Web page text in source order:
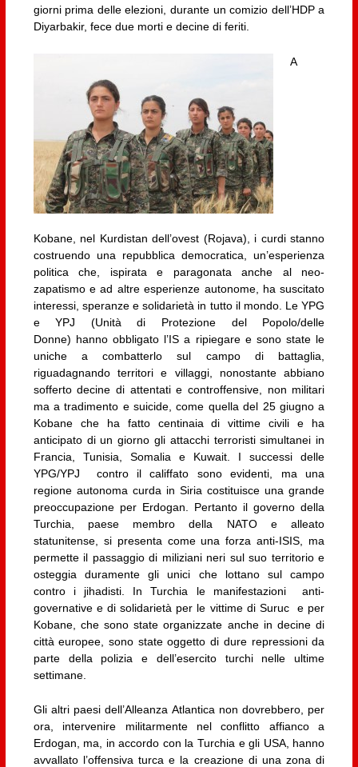
giorni prima delle elezioni, durante un comizio dell’HDP a
Diyarbakir, fece due morti e decine di feriti.
A
Kobane, nel Kurdistan dell’ovest (Rojava), i curdi stanno
costruendo una repubblica democratica, un’esperienza
politica che, ispirata e paragonata anche al neo-
zapatismo e ad altre esperienze autonome, ha suscitato
interessi, speranze e solidarietà in tutto il mondo. Le YPG
e YPJ (Unità di Protezione del Popolo/delle
Donne) hanno obbligato l’IS a ripiegare e sono state le
uniche a combatterlo sul campo di battaglia,
riguadagnando territori e villaggi, nonostante abbiano
sofferto decine di attentati e controffensive, non militari
ma a tradimento e suicide, come quella del 25 giugno a
Kobane che ha fatto centinaia di vittime civili e ha
anticipato di un giorno gli attacchi terroristi simultanei in
Francia, Tunisia, Somalia e Kuwait. I successi delle
YPG/YPJ contro il califfato sono evidenti, ma una
regione autonoma curda in Siria costituisce una grande
preoccupazione per Erdogan. Pertanto il governo della
Turchia, paese membro della NATO e alleato
statunitense, si presenta come una forza anti-ISIS, ma
permette il passaggio di miliziani neri sul suo territorio e
osteggia duramente gli unici che lottano sul campo
contro i jihadisti. In Turchia le manifestazioni anti-
governative e di solidarietà per le vittime di Suruc e per
Kobane, che sono state organizzate anche in decine di
città europee, sono state oggetto di dure repressioni da
parte della polizia e dell’esercito turchi nelle ultime
settimane.
Gli altri paesi dell’Alleanza Atlantica non dovrebbero, per
ora, intervenire militarmente nel conflitto affianco a
Erdogan, ma, in accordo con la Turchia e gli USA, hanno
avvallato l’offensiva turca e la creazione di una zona di